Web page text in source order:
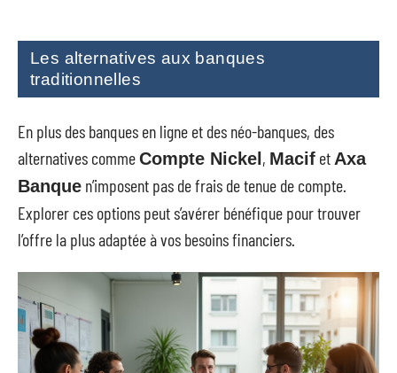
Les alternatives aux banques
traditionnelles
En plus des banques en ligne et des néo-banques, des
alternatives commeCompte Nickel, Macif et Axa
Banque n’imposent pas de frais de tenue de compte.
Explorer ces options peut s’avérer bénéfique pour trouver
l’offre la plus adaptée à vos besoins financiers.